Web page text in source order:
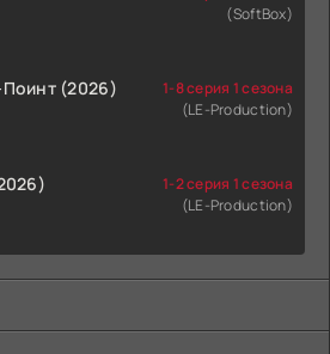
(SoftBox)
(2026)
1-8 серия 1 сезона
(LE-Production)
1-2 серия 1 сезона
(LE-Production)